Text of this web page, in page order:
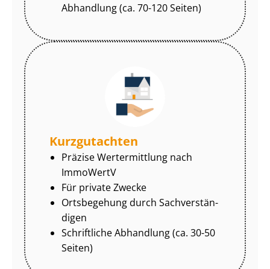
Abhandlung (ca. 70-120 Seiten)
Kurzgutachten
Präzise Wertermittlung nach
ImmoWertV
Für private Zwecke
Ortsbegehung durch Sach­ver­stän­
di­gen
Schriftliche Abhandlung (ca. 30-50
Seiten)